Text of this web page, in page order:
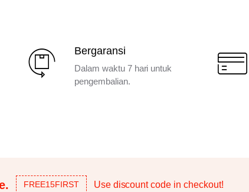
Bergaransi
Dalam waktu 7 hari untuk
pengembalian.
FREE15FIRST Use discount code in checkout!